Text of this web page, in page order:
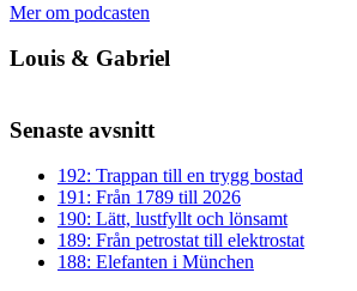
Mer om podcasten
Louis & Gabriel
Senaste avsnitt
192: Trappan till en trygg bostad
191: Från 1789 till 2026
190: Lätt, lustfyllt och lönsamt
189: Från petrostat till elektrostat
188: Elefanten i München